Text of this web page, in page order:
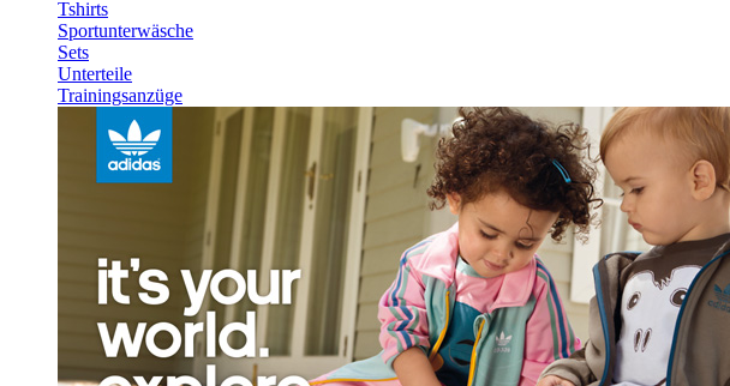
Tshirts
Sportunterwäsche
Sets
Unterteile
Trainingsanzüge